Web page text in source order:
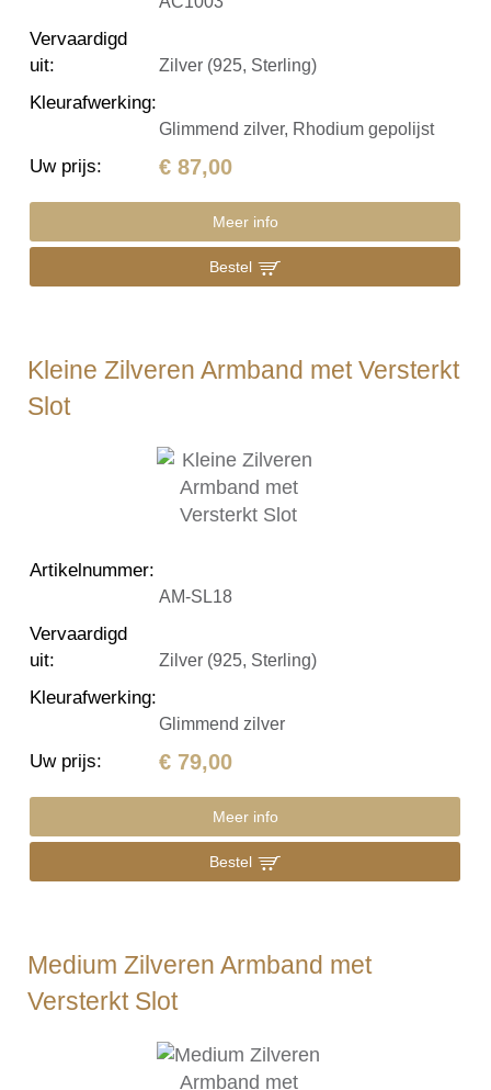
Vervaardigd
uit: Zilver (925, Sterling)
Kleurafwerking:
Glimmend zilver, Rhodium gepolijst
Uw prijs: € 87,00
Meer info
Bestel
Kleine Zilveren Armband met Versterkt
Slot
Artikelnummer:
AM-SL18
Vervaardigd
uit: Zilver (925, Sterling)
Kleurafwerking:
Glimmend zilver
Uw prijs: € 79,00
Meer info
Bestel
Medium Zilveren Armband met
Versterkt Slot